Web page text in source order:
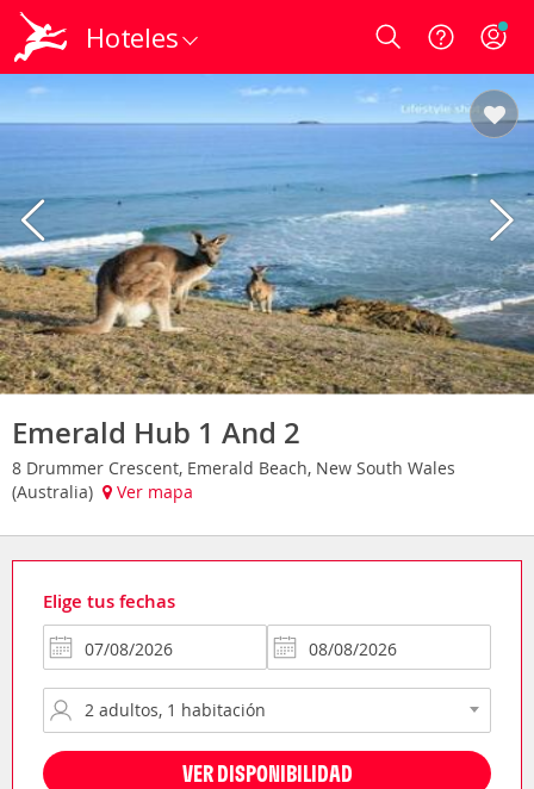
Hoteles Login
Emerald Hub 1 And 2
8 Drummer Crescent, Emerald Beach, New South Wales
(Australia)
Ver mapa
Elige tus fechas
VER DISPONIBILIDAD